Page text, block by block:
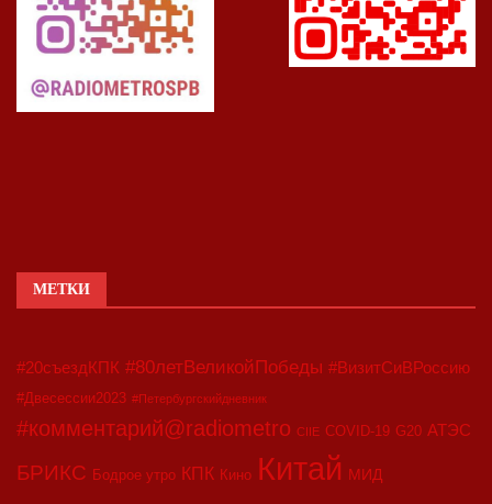
МЕТКИ
#20съездКПК #80летВеликойПобеды #ВизитСиВРоссию
#Двесессии2023 #Петербургскийдневник
#комментарий@radiometro CIIE COVID-19 G20 АТЭС
БРИКС Бодрое утро КПК Кино Китай МИД